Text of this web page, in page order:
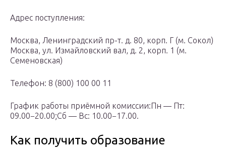
Адрес поступления:
Москва, Ленинградский пр-т. д. 80, корп. Г (м. Сокол)
Москва, ул. Измайловский вал, д. 2, корп. 1 (м.
Семеновская)
Телефон: 8 (800) 100 00 11
График работы приёмной комиссии:Пн — Пт:
09.00−20.00;Сб — Вс: 10.00−17.00.
Как получить образование